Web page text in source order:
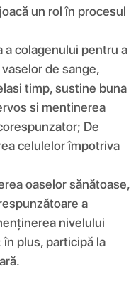
un rol în procesul
a colagenului pentru a
de sange,
timp, sustine buna
si mentinerea
De
celulelor împotriva
oaselor sănătoase,
a
nivelului
plus, participă la